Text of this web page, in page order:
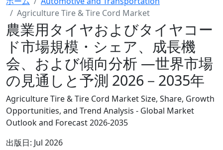
Agriculture Tire & Tire Cord Market
農業用タイヤおよびタイヤコー
ド市場規模・シェア、成長機
会、および傾向分析 ―世界市場
の見通しと予測 2026－2035年
Agriculture Tire & Tire Cord Market Size, Share, Growth
Opportunities, and Trend Analysis - Global Market
Outlook and Forecast 2026-2035
出版日: Jul 2026